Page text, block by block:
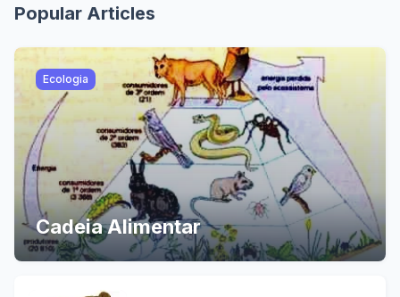
Popular Articles
Ecologia
Cadeia Alimentar